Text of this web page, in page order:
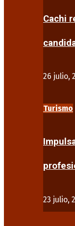
Cachi
26 julio,
Turismo
23 julio,